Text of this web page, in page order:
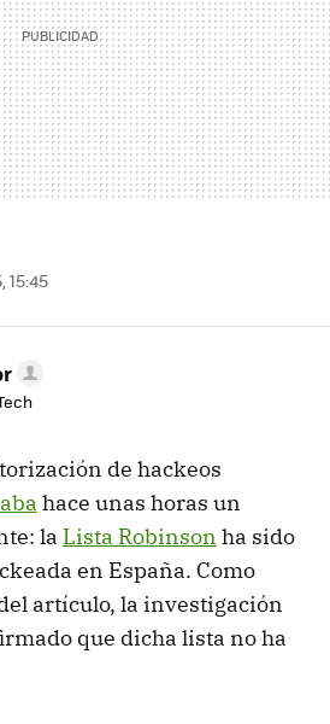
15:45
de hackeos
hace unas horas un
la Lista Robinson ha sido
en España. Como
artículo, la investigación
que dicha lista no ha